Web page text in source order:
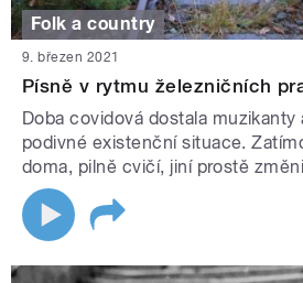
Folk a country
9. březen 2021
Písně v rytmu železničních
Doba covidová dostala
podivné existenční situace.
doma, pilně cvičí, jiní prostě